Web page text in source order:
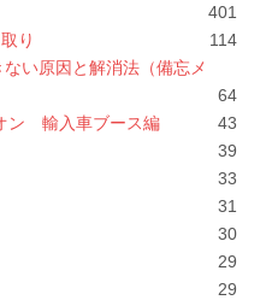
401
り
114
い原因と解消法（備忘メ
64
ン 輸入車ブース編
43
39
33
31
30
29
29